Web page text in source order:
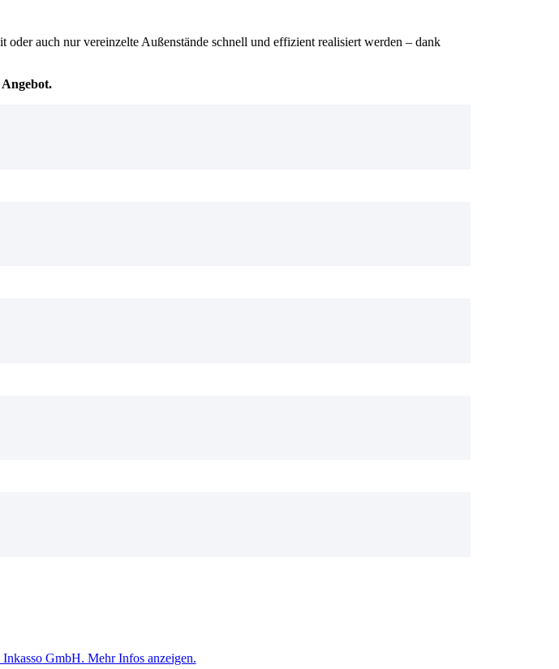
auch nur vereinzelte Außenstände schnell und effizient realisiert werden – dank